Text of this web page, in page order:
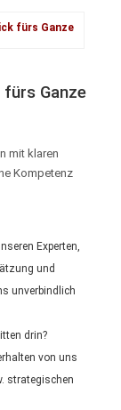
Ganze
mit klaren
Kompetenz
Experten,
und
unverbindlich
drin?
von uns
strategischen